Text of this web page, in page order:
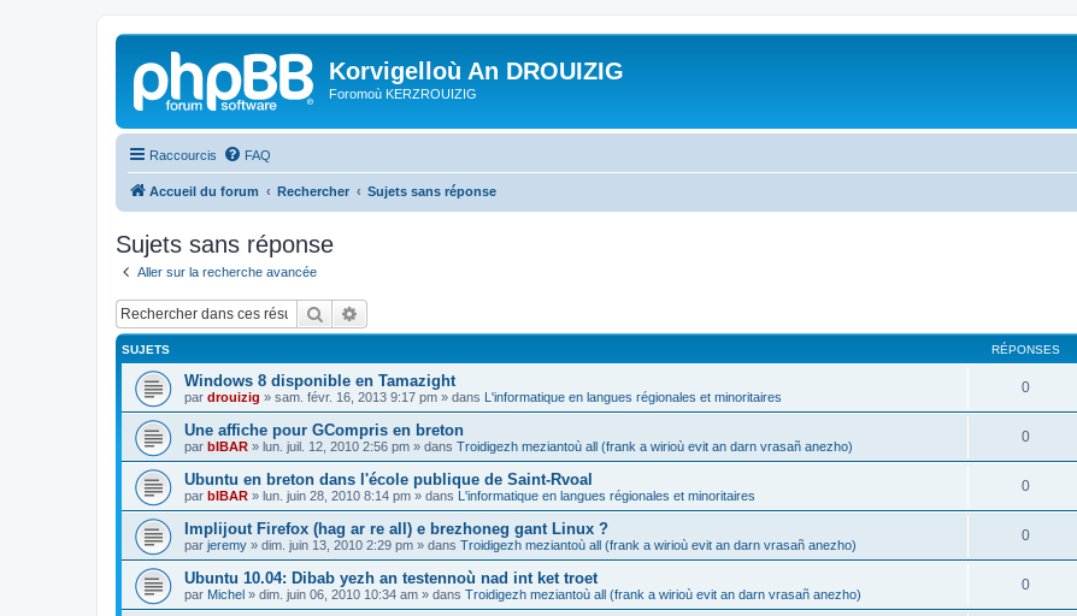
Korvigelloù An DROUIZIG
Foromoù KERZROUIZIG
Raccourcis FAQ
Accueil du forum Rechercher Sujets sans réponse
Sujets sans réponse
Aller sur la recherche avancée
Rechercher
SUJETS RÉPONSES
Windows 8 disponible en Tamazight
par drouizig » sam. févr. 16, 2013 9:17 pm » dans L'informatique en langues régionales et minoritaires
0
Une affiche pour GCompris en breton
par bIBAR » lun. juil. 12, 2010 2:56 pm » dans Troidigezh meziantoù all (frank a wirioù evit an darn vrasañ anezho)
0
Ubuntu en breton dans l'école publique de Saint-Rvoal
par bIBAR » lun. juin 28, 2010 8:14 pm » dans L'informatique en langues régionales et minoritaires
0
Implijout Firefox (hag ar re all) e brezhoneg gant Linux ?
par jeremy » dim. juin 13, 2010 2:29 pm » dans Troidigezh meziantoù all (frank a wirioù evit an darn vrasañ anezho)
0
Ubuntu 10.04: Dibab yezh an testennoù nad int ket troet
par Michel » dim. juin 06, 2010 10:34 am » dans Troidigezh meziantoù all (frank a wirioù evit an darn vrasañ anezho)
0